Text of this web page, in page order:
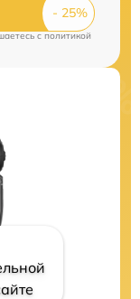
cполитикой